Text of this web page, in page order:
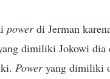
powerdi Jerman
dimiliki Jokowi dia
Poweryang dimiliki